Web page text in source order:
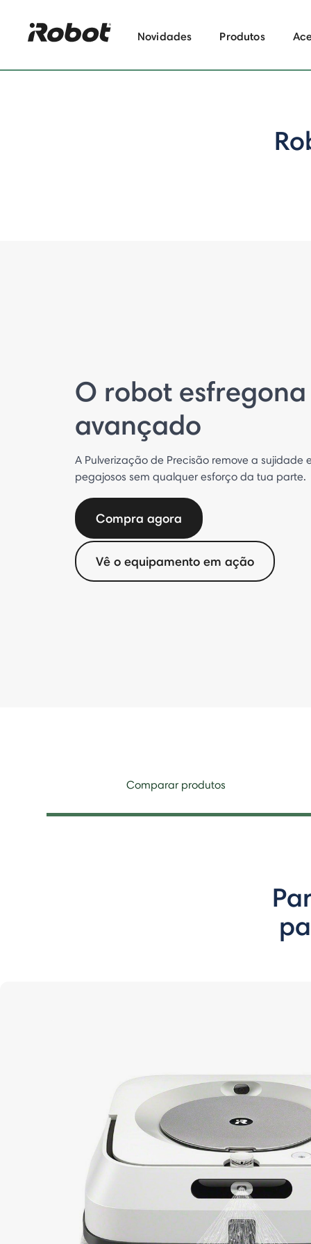
Novidades Produtos
O robot
avançado
A Pulverização de Precisão remove a sujidade
pegajosos sem qualquer esforço da tua parte.
Compra agora
Vê o equipamento em ação
Comparar produtos